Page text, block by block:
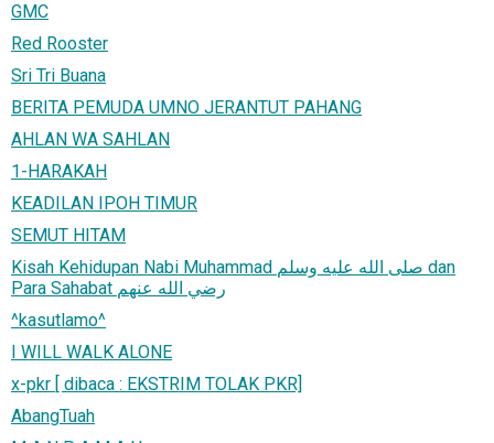
GMC
Red Rooster
Sri Tri Buana
BERITA PEMUDA UMNO JERANTUT PAHANG
AHLAN WA SAHLAN
1-HARAKAH
KEADILAN IPOH TIMUR
SEMUT HITAM
Kisah Kehidupan Nabi Muhammad صلى الله عليه وسلم dan
Para Sahabat رضي الله عنهم
^kasutlamo^
I WILL WALK ALONE
x-pkr [ dibaca : EKSTRIM TOLAK PKR]
AbangTuah